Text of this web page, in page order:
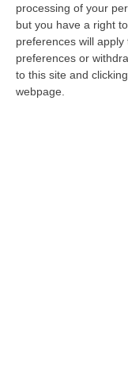
processing of your
but you have a right
preferences will
preferences or
to this site and
webpage.
organizzatore
averne
passavano ad u
all’interno del